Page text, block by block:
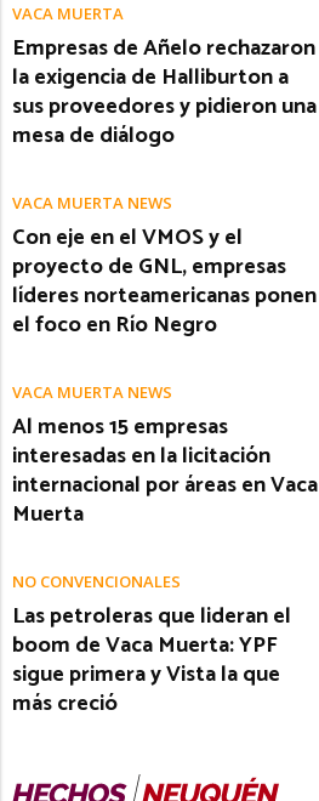
VACA MUERTA
Empresas de Añelo rechazaron
la exigencia de Halliburton a
sus proveedores y pidieron una
mesa de diálogo
VACA MUERTA NEWS
Con eje en el VMOS y el
proyecto de GNL, empresas
líderes norteamericanas ponen
el foco en Río Negro
VACA MUERTA NEWS
Al menos 15 empresas
interesadas en la licitación
internacional por áreas en Vaca
Muerta
NO CONVENCIONALES
Las petroleras que lideran el
boom de Vaca Muerta: YPF
sigue primera y Vista la que
más creció